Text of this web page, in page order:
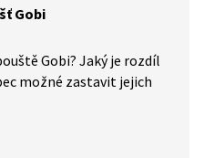
Gobi
Gobi? Jaký je rozdíl